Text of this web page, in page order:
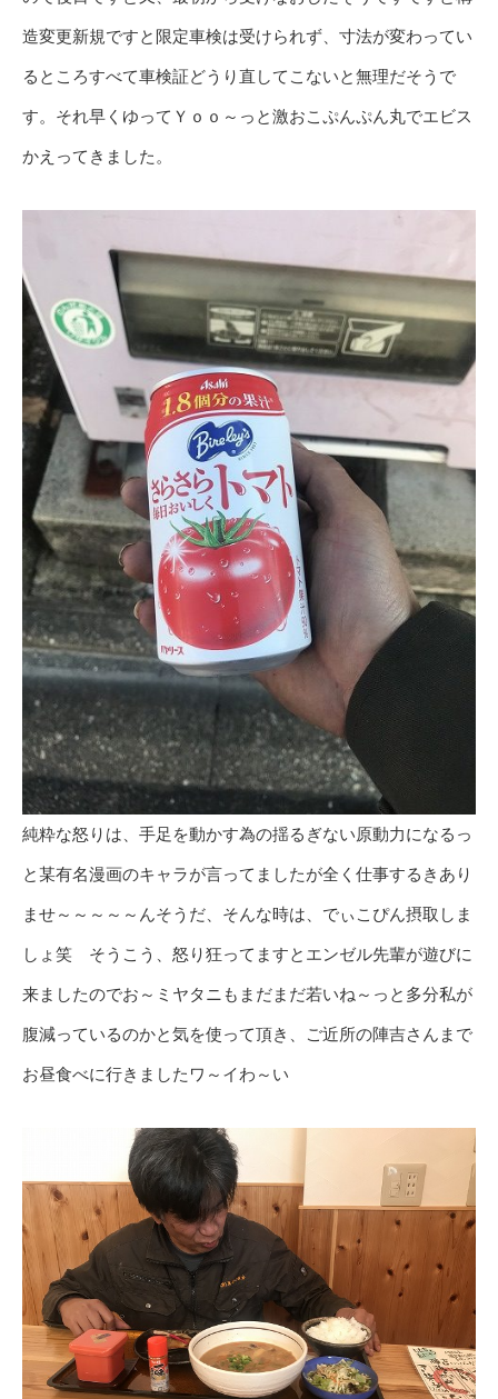
造変更新規ですと限定車検は受けられず、寸法が変わってい
るところすべて車検証どうり直してこないと無理だそうで
す。それ早くゆってＹｏｏ～っと激おこぷんぷん丸でエビス
かえってきました。
純粋な怒りは、手足を動かす為の揺るぎない原動力になるっ
と某有名漫画のキャラが言ってましたが全く仕事するきあり
ませ～～～～～んそうだ、そんな時は、でぃこぴん摂取しま
しょ笑 そうこう、怒り狂ってますとエンゼル先輩が遊びに
来ましたのでお～ミヤタニもまだまだ若いね～っと多分私が
腹減っているのかと気を使って頂き、ご近所の陣吉さんまで
お昼食べに行きましたワ～イわ～い